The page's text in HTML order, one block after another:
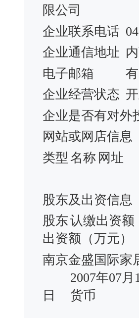
限公司
企业联系电话
企业通信地址
电子邮箱
企业经营状态
企业是否有对外
网站或网店信息
类型 名称 网址
股东及出资信息
股东认缴出资额
出资额（万元）
南京金盛国际家
2007年07月
日
货币